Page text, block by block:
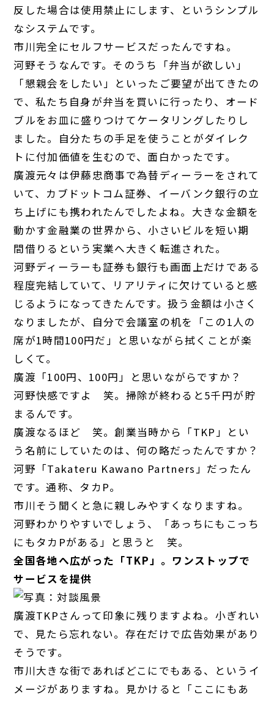
反した場合は使用禁止にします、というシンプル
なシステムです。
市川完全にセルフサービスだったんですね。
河野そうなんです。そのうち「弁当が欲しい」
「懇親会をしたい」といったご要望が出てきたの
で、私たち自身が弁当を買いに行ったり、オード
ブルをお皿に盛りつけてケータリングしたりし
ました。自分たちの手足を使うことがダイレク
トに付加価値を生むので、面白かったです。
廣渡元々は伊藤忠商事で為替ディーラーをされて
いて、カブドットコム証券、イーバンク銀行の立
ち上げにも携われたんでしたよね。大きな金額を
動かす金融業の世界から、小さいビルを短い期
間借りるという実業へ大きく転進された。
河野ディーラーも証券も銀行も画面上だけである
程度完結していて、リアリティに欠けていると感
じるようになってきたんです。扱う金額は小さく
なりましたが、自分で会議室の机を「この1人の
席が1時間100円だ」と思いながら拭くことが楽
しくて。
廣渡 「100円、100円」と思いながらですか？
河野快感ですよ 笑。掃除が終わると5千円が貯
まるんです。
廣渡なるほど 笑。創業当時から「TKP」とい
う名前にしていたのは、何の略だったんですか？
河野 「Takateru Kawano Partners」だったん
です。通称、タカP。
市川そう聞くと急に親しみやすくなりますね。
河野わかりやすいでしょう、「あっちにもこっち
にもタカPがある」と思うと 笑。
全国各地へ広がった「TKP」。ワンストップで
サービスを提供
廣渡TKPさんって印象に残りますよね。小ぎれい
で、見たら忘れない。存在だけで広告効果があり
そうです。
市川大きな街であればどこにでもある、というイ
メージがありますね。見かけると「ここにもあ